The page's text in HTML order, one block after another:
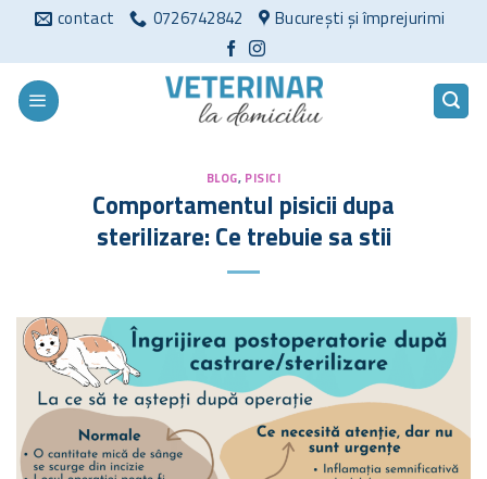
conținut
contact 0726742842 București și împrejurimi
BLOG, PISICI
Comportamentul pisicii dupa
sterilizare: Ce trebuie sa stii